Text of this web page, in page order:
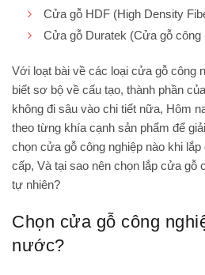
Cửa gỗ HDF (High Density
Cửa gỗ Duratek (Cửa gỗ
Với loạt bài về các loại cửa gỗ công
biết sơ bộ về cấu tạo, thành phần
không đi sâu vào chi tiết nữa, Hôm
theo từng khía cạnh sản phẩm để
chọn cửa gỗ công nghiệp nào khi
cấp, Và tại sao nên chọn lắp cửa gỗ
tự nhiên?
Chọn cửa gỗ công
nước?